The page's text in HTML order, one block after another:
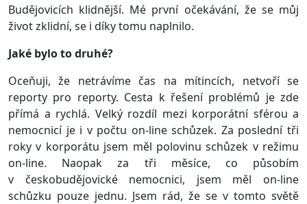
Budějovicích klidnější. Mé první očekávání, že se můj
život zklidní, se i díky tomu naplnilo.
Jaké bylo to druhé?
Oceňuji, že netrávíme čas na mítincích, netvoří se
reporty pro reporty. Cesta k řešení problémů je zde
přímá a rychlá. Velký rozdíl mezi korporátní sférou a
nemocnicí je i v počtu on-line schůzek. Za poslední tři
roky v korporátu jsem měl polovinu schůzek v režimu
on-line. Naopak za tři měsíce, co působím
v českobudějovické nemocnici, jsem měl on-line
schůzku pouze jednu. Jsem rád, že se v tomto světě